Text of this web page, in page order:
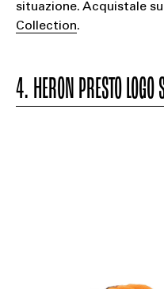
situazione. Acquistale
Collection.
4. HERON PRESTO LOGO